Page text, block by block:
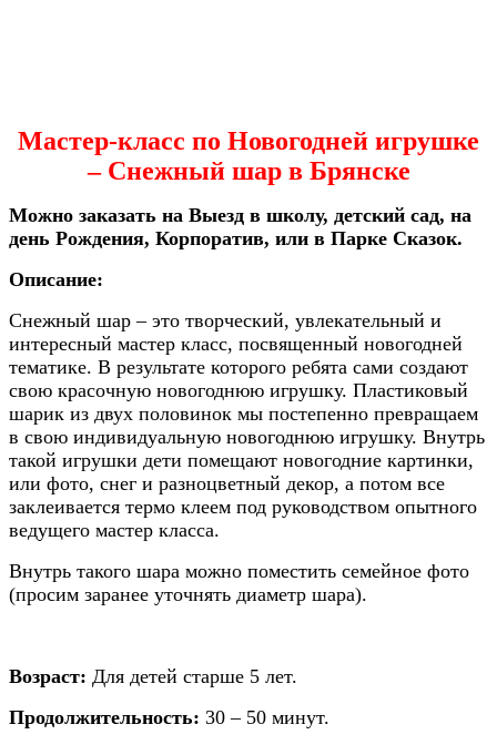
Мастер-класс по Новогодней игрушке
– Снежный шар в Брянске
Можно заказать на Выезд в школу, детский сад, на
день Рождения, Корпоратив, или в Парке Сказок.
Описание:
Снежный шар – это творческий, увлекательный и
интересный мастер класс, посвященный новогодней
тематике. В результате которого ребята сами создают
свою красочную новогоднюю игрушку. Пластиковый
шарик из двух половинок мы постепенно превращаем
в свою индивидуальную новогоднюю игрушку. Внутрь
такой игрушки дети помещают новогодние картинки,
или фото, снег и разноцветный декор, а потом все
заклеивается термо клеем под руководством опытного
ведущего мастер класса.
Внутрь такого шара можно поместить семейное фото
(просим заранее уточнять диаметр шара).
Возраст: Для детей старше 5 лет.
Продолжительность: 30 – 50 минут.